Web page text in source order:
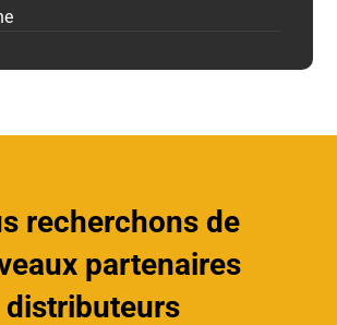
recherchons de
partenaires
distributeurs